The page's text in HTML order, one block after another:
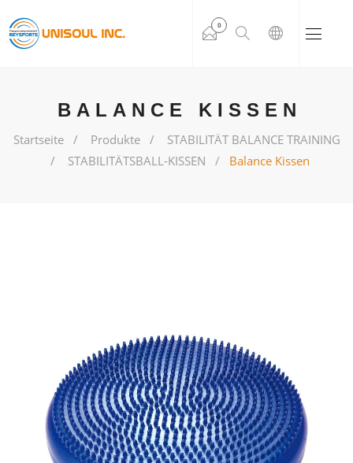
0
BALANCE KISSEN
Startseite Produkte
STABILITÄT BALANCE TRAINING
STABILITÄTSBALL-KISSEN
Balance Kissen